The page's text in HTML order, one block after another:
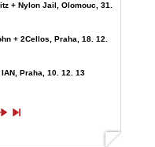
+ Nylon Jail, Olomouc, 31.
+ 2Cellos, Praha, 18. 12.
Praha, 10. 12. 13